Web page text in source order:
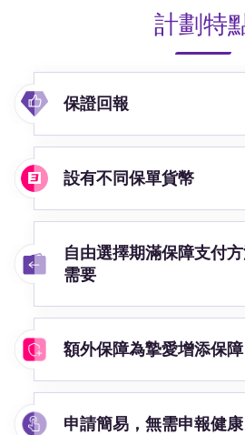
計劃特
保證回報
設有不同保單貨幣
自由選擇期滿保障支付
需要
額外保障為摯愛增添保障
申請簡易，無需申報健康